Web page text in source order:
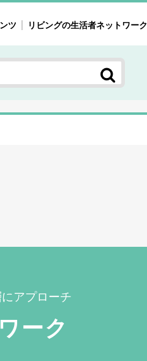
ツ
注目ターゲット・重点テーマ
40'ｓ～60'ｓマーケット研究室
リビングの生活者ネットワーク
アプローチ
ーク